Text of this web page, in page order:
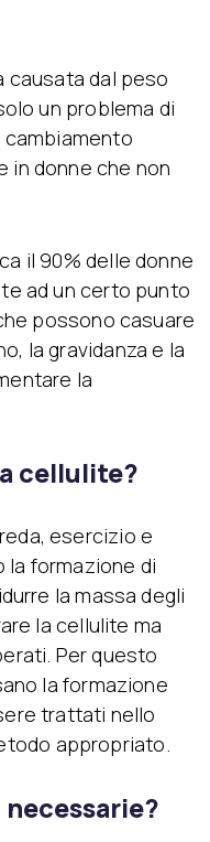
causata dal peso
un problema di
cambiamento
in donne che non
il 90% delle donne
ad un certo punto
possono casuare
la gravidanza e la
la
cellulite?
esercizio e
la formazione di
la massa degli
la cellulite ma
Per questo
la formazione
trattati nello
appropriato.